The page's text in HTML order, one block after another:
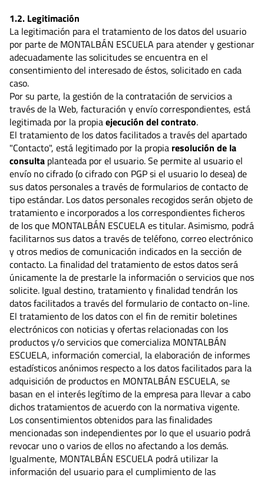
1.2. Legitimación
La legitimación para el tratamiento de los datos del usuario
por parte de MONTALBÁN ESCUELA para atender y gestionar
adecuadamente las solicitudes se encuentra en el
consentimiento del interesado de éstos, solicitado en cada
caso.
Por su parte, la gestión de la contratación de servicios a
través de la Web, facturación y envío correspondientes, está
legitimada por la propiaejecución del contrato.
El tratamiento de los datos facilitados a través del apartado
"Contacto", está legitimado por la propia resolución de la
consulta planteada por el usuario. Se permite al usuario el
envío no cifrado (o cifrado con PGP si el usuario lo desea) de
sus datos personales a través de formularios de contacto de
tipo estándar. Los datos personales recogidos serán objeto de
tratamiento e incorporados a los correspondientes ficheros
de los que MONTALBÁN ESCUELA es titular. Asimismo, podrá
facilitarnos sus datos a través de teléfono, correo electrónico
y otros medios de comunicación indicados en la sección de
contacto. La finalidad del tratamiento de estos datos será
únicamente la de prestarle la información o servicios que nos
solicite. Igual destino, tratamiento y finalidad tendrán los
datos facilitados a través del formulario de contacto on-line.
El tratamiento de los datos con el fin de remitir boletines
electrónicos con noticias y ofertas relacionadas con los
productos y/o servicios que comercializa MONTALBÁN
ESCUELA, información comercial, la elaboración de informes
estadísticos anónimos respecto a los datos facilitados para la
adquisición de productos en MONTALBÁN ESCUELA, se
basan en el interés legítimo de la empresa para llevar a cabo
dichos tratamientos de acuerdo con la normativa vigente.
Los consentimientos obtenidos para las finalidades
mencionadas son independientes por lo que el usuario podrá
revocar uno o varios de ellos no afectando a los demás.
Igualmente, MONTALBÁN ESCUELA podrá utilizar la
información del usuario para el cumplimiento de las